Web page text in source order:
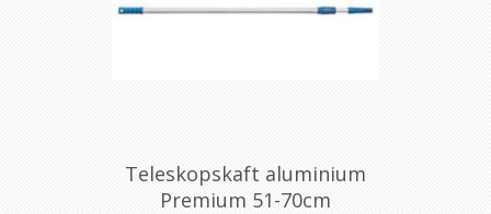
Teleskopskaft aluminium
Premium 51-70cm